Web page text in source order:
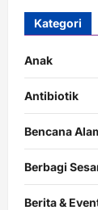
Kategori
Anak
Antibiotik
Bencana
Berbagi
Berita &